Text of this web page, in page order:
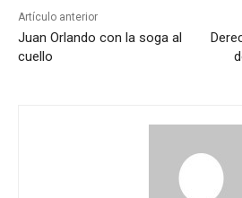
Artículo anterior
Juan Orlando con la soga al
cuello